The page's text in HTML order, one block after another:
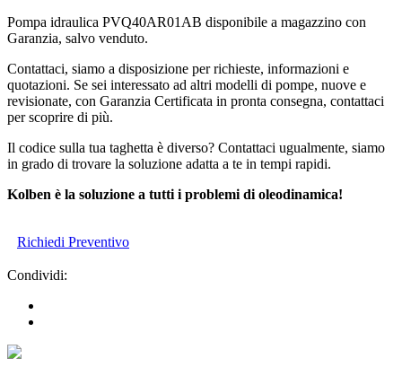
Pompa idraulica PVQ40AR01AB disponibile a magazzino con
Garanzia, salvo venduto.
Contattaci, siamo a disposizione per richieste, informazioni e
quotazioni. Se sei interessato ad altri modelli di pompe, nuove e
revisionate, con Garanzia Certificata in pronta consegna, contattaci
per scoprire di più.
Il codice sulla tua taghetta è diverso? Contattaci ugualmente, siamo
in grado di trovare la soluzione adatta a te in tempi rapidi.
Kolben è la soluzione a tutti i problemi di oleodinamica!
Richiedi Preventivo
Condividi: